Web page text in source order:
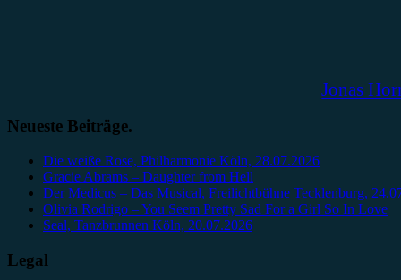
Jonas
Neueste Beiträge.
Die weiße Rose, Philharmonie Köln, 28.07.2026
Gracie Abrams – Daughter from Hell
Der Medicus – Das Musical, Freilichtbühne Tecklenburg,
Olivia Rodrigo – You Seem Pretty Sad For a Girl So In Love
Seal, Tanzbrunnen Köln, 20.07.2026
Legal